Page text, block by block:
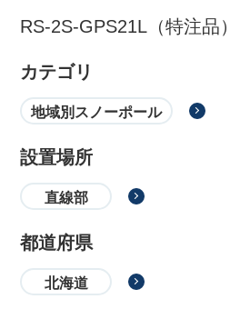
RS-2S-GPS21L（特注品）
カテゴリ
地域別スノーポール
設置場所
直線部
都道府県
北海道